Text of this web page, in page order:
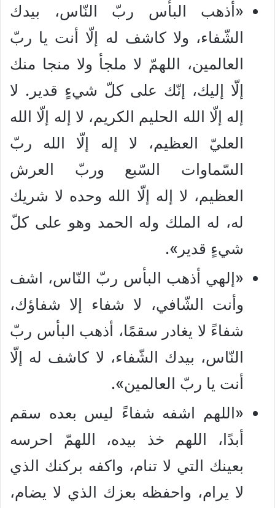
«أذهب البأس ربّ النّاس، بيدك
الشّفاء، ولا كاشف له إلّا أنت يا ربّ
العالمين، اللهمّ لا ملجأ ولا منجا منك
إلّا إليك، إنّك على كلّ شيءٍ قدير. لا
إله إلّا الله الحليم الكريم، لا إله إلّا الله
العليّ العظيم، لا إله إلّا الله ربّ
السّماوات السّبع وربّ العرش
العظيم، لا إله إلّا الله وحده لا شريك
له، له الملك وله الحمد وهو على كلّ
شيءٍ قدير».
«إلهي أذهب البأس ربّ النّاس، اشف
وأنت الشّافي، لا شفاء إلا شفاؤك،
شفاءً لا يغادر سقمًا، أذهب البأس ربّ
النّاس، بيدك الشّفاء، لا كاشف له إلّا
أنت يا ربّ العالمين».
«اللهم اشفه شفاءً ليس بعده سقم
أبدًا، اللهم خذ بيده، اللهمّ احرسه
بعينك التي لا تنام، واكفه بركنك الذي
لا يرام، واحفظه بعزك الذي لا يضام،